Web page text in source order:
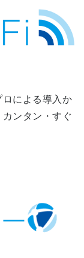
による導入か
ンタン・すぐ